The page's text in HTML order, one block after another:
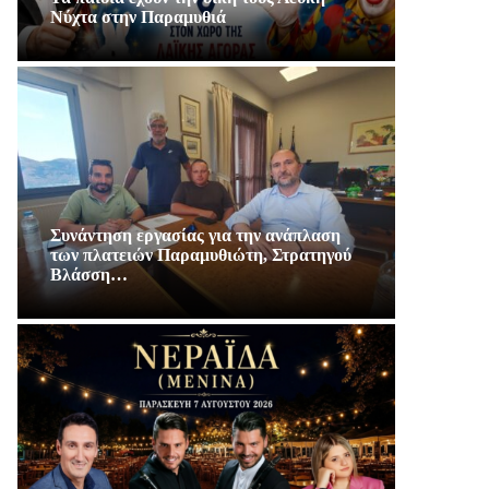
Νύχτα στην Παραμυθιά
Συνάντηση εργασίας για την ανάπλαση
των πλατειών Παραμυθιώτη, Στρατηγού
Βλάσση…